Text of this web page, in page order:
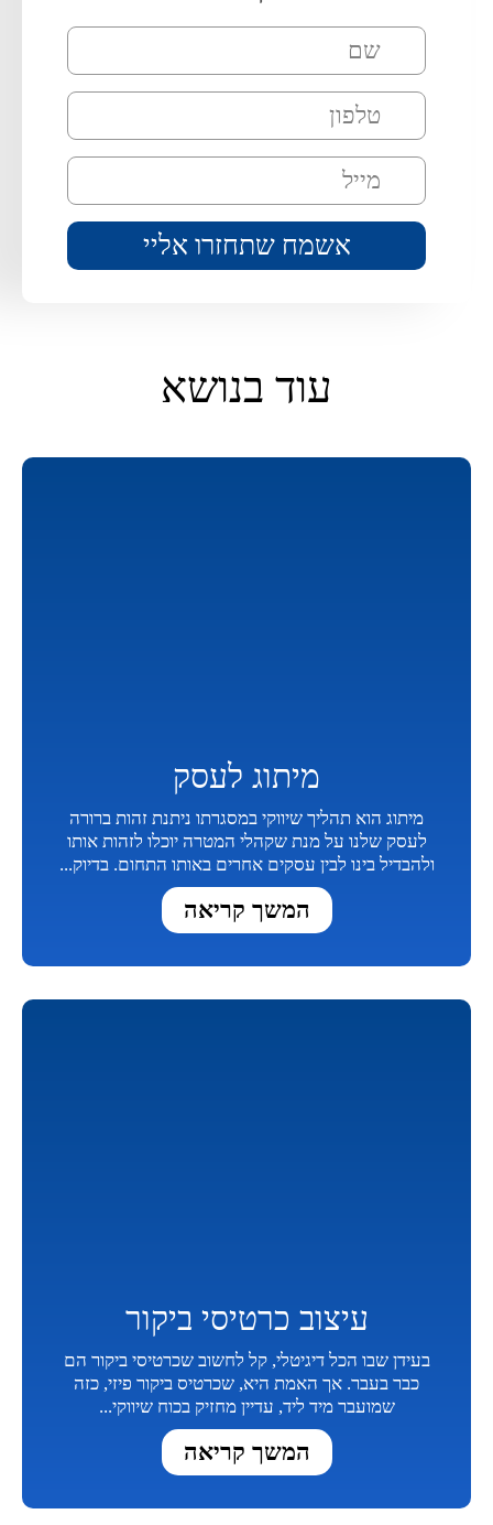
עוד בנושא
מיתוג לעסק
מיתוג הוא תהליך שיווקי במסגרתו ניתנת זהות ברורה
לעסק שלנו על מנת שקהלי המטרה יוכלו לזהות אותו
ולהבדיל בינו לבין עסקים אחרים באותו התחום. בדיוק...
המשך קריאה
עיצוב כרטיסי ביקור
בעידן שבו הכל דיגיטלי, קל לחשוב שכרטיסי ביקור הם
כבר בעבר. אך האמת היא, שכרטיס ביקור פיזי, כזה
שמועבר מיד ליד, עדיין מחזיק בכוח שיווקי...
המשך קריאה